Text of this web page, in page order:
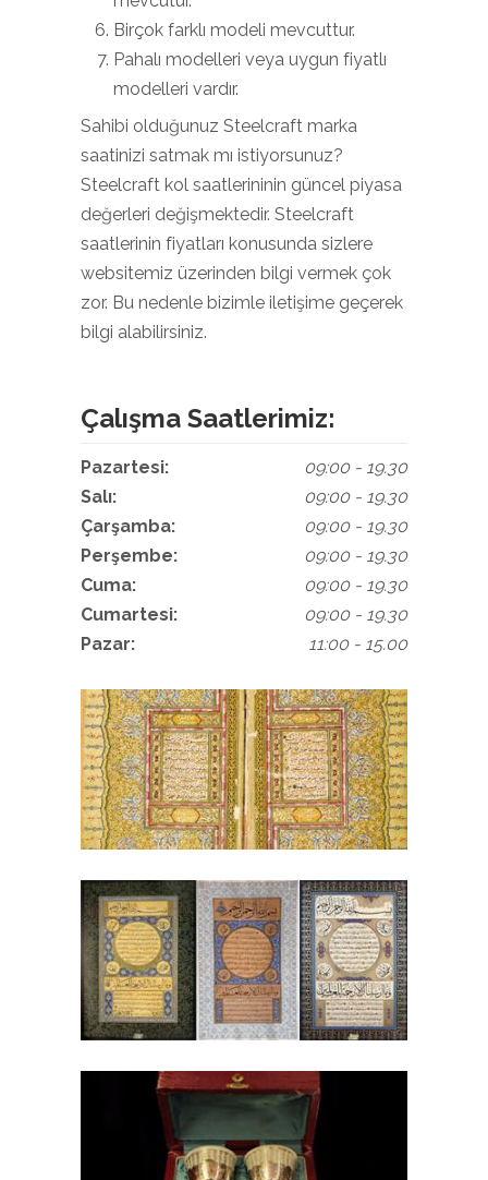
Birçok farklı modeli mevcuttur.
Pahalı modelleri veya uygun fiyatlı
modelleri vardır.
Sahibi olduğunuz Steelcraft marka
saatinizi satmak mı istiyorsunuz?
Steelcraft kol saatlerininin güncel piyasa
değerleri değişmektedir. Steelcraft
saatlerinin fiyatları konusunda sizlere
websitemiz üzerinden bilgi vermek çok
zor. Bu nedenle bizimle iletişime geçerek
bilgi alabilirsiniz.
Çalışma Saatlerimiz:
Pazartesi:
Salı:
Çarşamba:
Perşembe:
Cuma:
Cumartesi:
Pazar:
09:00 - 19.30
09:00 - 19.30
09:00 - 19.30
09:00 - 19.30
09:00 - 19.30
09:00 - 19.30
11:00 - 15.00